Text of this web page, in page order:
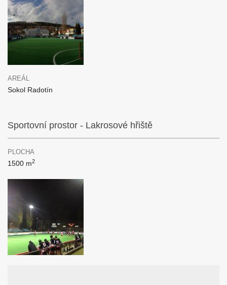
AREÁL
Sokol Radotín
Sportovní prostor - Lakrosové hřiště
PLOCHA
1500 m2